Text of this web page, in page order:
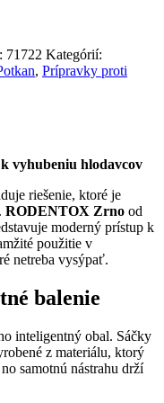
71722 Kategórií:
, Prípravky proti
vyhubeniu hlodavcov
riešenie, ktoré je
RODENTOX Zrno od
moderný prístup k
použitie v
netreba vysýpať.
balenie
inteligentný obal. Sáčky
z materiálu, ktorý
samotnú nástrahu drží